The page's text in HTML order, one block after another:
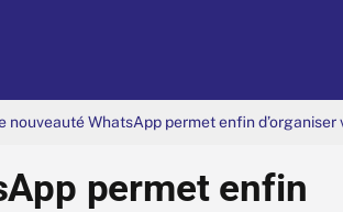
nouveauté WhatsApp permet enfin d’organiser
permet enfin